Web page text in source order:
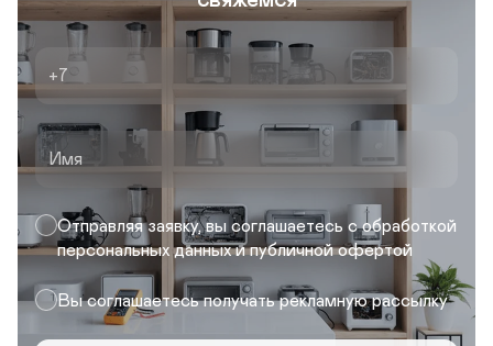
+7
Имя
Отправляя заявку, вы соглашаетесь с обработкой
персональных данных и публичной офертой
Вы соглашаетесь получать рекламную рассылку